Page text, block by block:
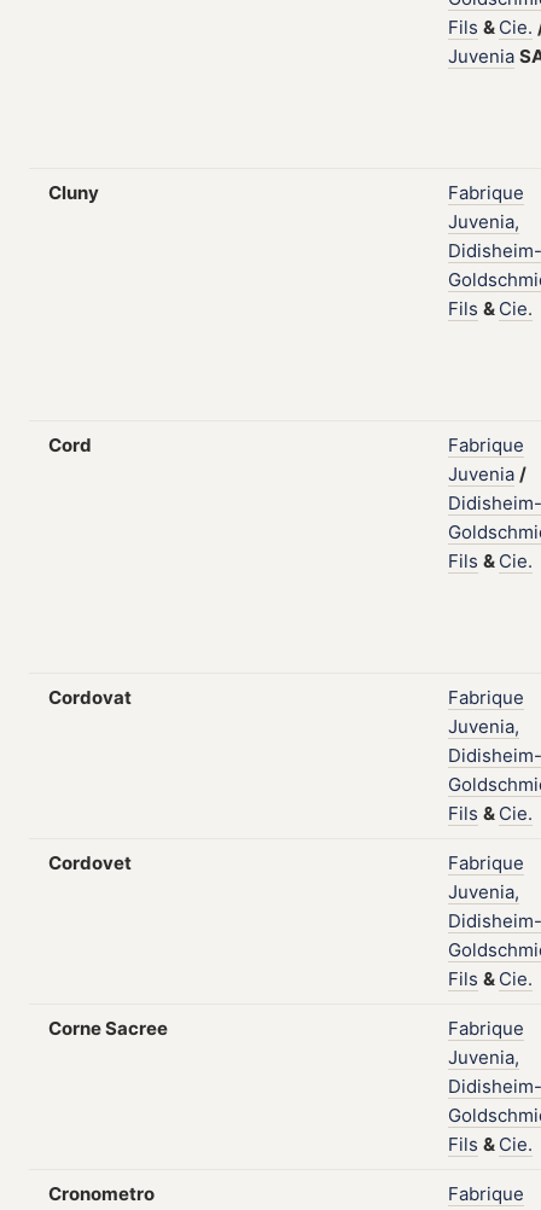
Fils & Cie.
Juvenia
Cluny
Fabrique
Juvenia,
Didisheim-
Fils & Cie.
Cord
Fabrique
Juvenia /
Didisheim-
Fils & Cie.
Cordovat
Fabrique
Juvenia,
Didisheim-
Fils & Cie.
Cordovet
Fabrique
Juvenia,
Didisheim-
Fils & Cie.
Corne Sacree
Fabrique
Juvenia,
Didisheim-
Fils & Cie.
Cronometro
Fabrique